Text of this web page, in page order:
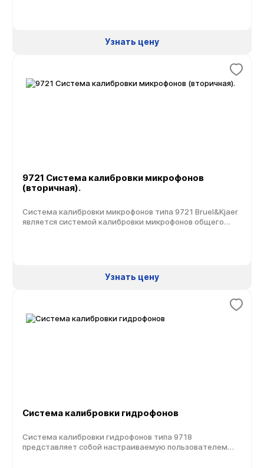
электродинамических датчиков (например, датчиков
скорости). Назначение: Быстрая и точная калибровка
методом сравнения в соответствии со стандартом ISO
16063-21 […]
Узнать цену
9721 Система калибровки микрофонов
(вторичная).
Система калибровки микрофонов типа 9721 Bruel&Kjaer
является системой калибровки микрофонов общего
построена на базе анализатора спектра PULSE, как и
другие калибровочные системы производства
Узнать цену
Система калибровки гидрофонов
Система калибровки гидрофонов типа 9718
представляет собой настраиваемую пользователем